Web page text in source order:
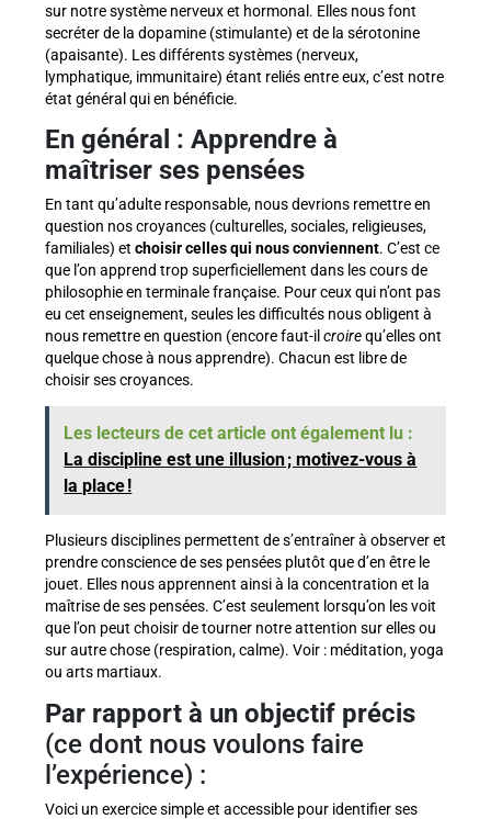
sur notre système nerveux et hormonal. Elles nous font
secréter de la dopamine (stimulante) et de la sérotonine
(apaisante). Les différents systèmes (nerveux,
lymphatique, immunitaire) étant reliés entre eux, c’est notre
état général qui en bénéficie.
En général : Apprendre à
maîtriser ses pensées
En tant qu’adulte responsable, nous devrions remettre en
question nos croyances (culturelles, sociales, religieuses,
familiales) et choisir celles qui nous conviennent. C’est ce
que l’on apprend trop superficiellement dans les cours de
philosophie en terminale française. Pour ceux qui n’ont pas
eu cet enseignement, seules les difficultés nous obligent à
nous remettre en question (encore faut-il croirequ’elles ont
quelque chose à nous apprendre). Chacun est libre de
choisir ses croyances.
Les lecteurs de cet article ont également lu :
La discipline est une illusion ; motivez-vous à
la place !
Plusieurs disciplines permettent de s’entraîner à observer et
prendre conscience de ses pensées plutôt que d’en être le
jouet. Elles nous apprennent ainsi à la concentration et la
maîtrise de ses pensées. C’est seulement lorsqu’on les voit
que l’on peut choisir de tourner notre attention sur elles ou
sur autre chose (respiration, calme). Voir : méditation, yoga
ou arts martiaux.
Par rapport à un objectif précis
(ce dont nous voulons faire
l’expérience) :
Voici un exercice simple et accessible pour identifier ses